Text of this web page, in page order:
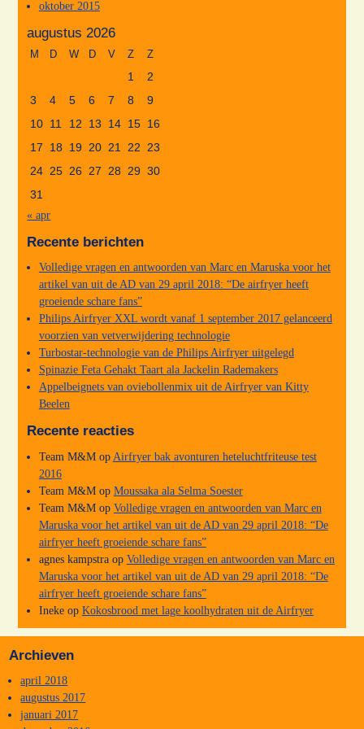
oktober 2015
augustus 2026
M D W D V Z Z
1
2
3
4 5 6 7 8
9
10 11 12 13 14 15 16
17
18 19 20 21 22
23
24 25 26 27 28 29 30
31
« apr
Recente berichten
Volledige vragen en antwoorden van Marc en Maruska voor het
artikel van uit de AD van 29 april 2018: “De airfryer heeft
groeiende schare fans”
Philips Airfryer XXL wordt vanaf 1 september 2017 gelanceerd
voorzien van vetverwijdering technologie
Turbostar-technologie van de Philips Airfryer uitgelegd
Spinazie Feta Gehakt Taart ala Jackelin Rademakers
Appelbeignets van oviebollenmix uit de Airfryer van Kitty
Beelen
Recente reacties
Team M&Mop Airfryer bak avonturen heteluchtfriteuse test
2016
Team M&Mop Moussaka ala Selma Soester
Team M&Mop Volledige vragen en antwoorden van Marc en
Maruska voor het artikel van uit de AD van 29 april 2018: “De
airfryer heeft groeiende schare fans”
agnes kampstraop Volledige vragen en antwoorden van Marc en
Maruska voor het artikel van uit de AD van 29 april 2018: “De
airfryer heeft groeiende schare fans”
Inekeop Kokosbrood met lage koolhydraten uit de Airfryer
Archieven
april 2018
augustus 2017
januari 2017